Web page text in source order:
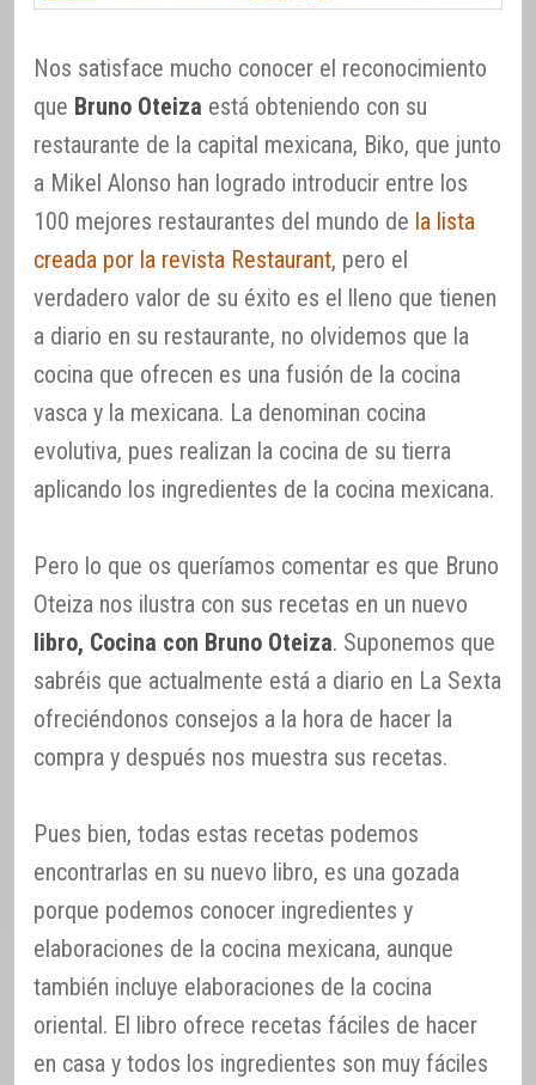
Nos satisface mucho conocer el reconocimiento
que Bruno Oteiza está obteniendo con su
restaurante de la capital mexicana, Biko, que junto
a Mikel Alonso han logrado introducir entre los
100 mejores restaurantes del mundo de la lista
creada por la revista Restaurant, pero el
verdadero valor de su éxito es el lleno que tienen
a diario en su restaurante, no olvidemos que la
cocina que ofrecen es una fusión de la cocina
vasca y la mexicana. La denominan cocina
evolutiva, pues realizan la cocina de su tierra
aplicando los ingredientes de la cocina mexicana.
Pero lo que os queríamos comentar es que Bruno
Oteiza nos ilustra con sus recetas en un nuevo
libro, Cocina con Bruno Oteiza. Suponemos que
sabréis que actualmente está a diario en La Sexta
ofreciéndonos consejos a la hora de hacer la
compra y después nos muestra sus recetas.
Pues bien, todas estas recetas podemos
encontrarlas en su nuevo libro, es una gozada
porque podemos conocer ingredientes y
elaboraciones de la cocina mexicana, aunque
también incluye elaboraciones de la cocina
oriental. El libro ofrece recetas fáciles de hacer
en casa y todos los ingredientes son muy fáciles